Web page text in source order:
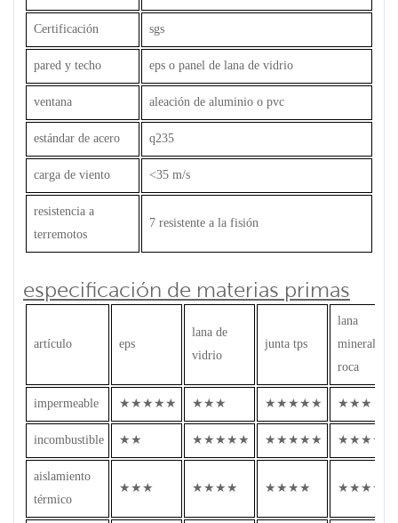
Certificación sgs
pared y techo eps o panel de lana de vidrio
ventana aleación de aluminio o pvc
estándar de acero q235
carga de viento <35 m/s
resistencia a
terremotos
7 resistente a la fisión
especificación de materias primas
artículo eps
lana de
vidrio
junta tps
lana
mineral de
roca
impermeable ★★★★★ ★★★ ★★★★★ ★★★
incombustible ★★ ★★★★★ ★★★★★ ★★★★★
aislamiento
térmico
★★★ ★★★★ ★★★★ ★★★★